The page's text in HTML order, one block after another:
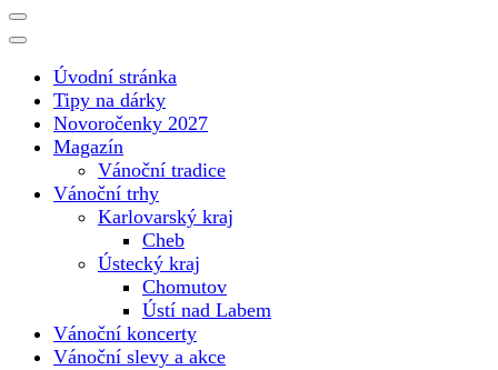
Vánoce v Česku
nejkrásnějším svátku v roce v České republice
Úvodní stránka
Tipy na dárky
Novoročenky 2027
Magazín
Vánoční tradice
Vánoční trhy
Karlovarský kraj
Cheb
Ústecký kraj
Chomutov
Ústí nad Labem
Vánoční koncerty
Vánoční slevy a akce